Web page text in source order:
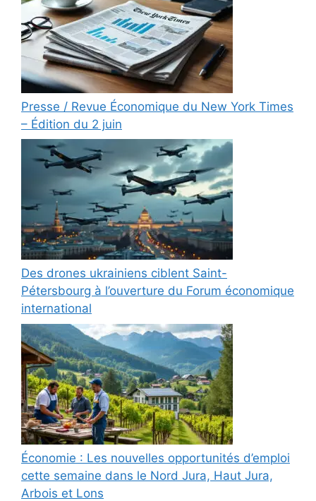
Presse / Revue Économique du New York Times
– Édition du 2 juin
Des drones ukrainiens ciblent Saint-
Pétersbourg à l’ouverture du Forum économique
international
Économie : Les nouvelles opportunités d’emploi
cette semaine dans le Nord Jura, Haut Jura,
Arbois et Lons